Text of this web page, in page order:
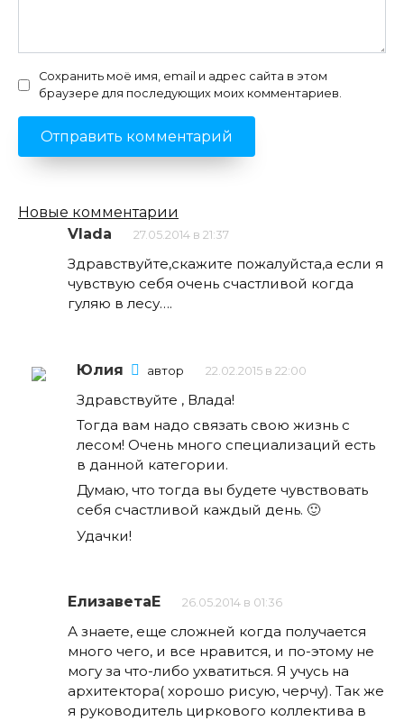
Сохранить моё имя, email и адрес сайта в этом
браузере для последующих моих комментариев.
Навигация
комментариям
Новые комментарии
Vlada
27.05.2014 в 21:37
Здравствуйте,скажите пожалуйста,а если я
чувствую себя очень счастливой когда
гуляю в лесу….
Юлия автор 22.02.2015 в 22:00
Здравствуйте , Влада!
Тогда вам надо связать свою жизнь с
лесом! Очень много специализаций есть
в данной категории.
Думаю, что тогда вы будете чувствовать
себя счастливой каждый день. 🙂
Удачки!
ЕлизаветаЕ 26.05.2014 в 01:36
А знаете, еще сложней когда получается
много чего, и все нравится, и по-этому не
могу за что-либо ухватиться. Я учусь на
архитектора( хорошо рисую, черчу). Так же
я руководитель циркового коллектива в